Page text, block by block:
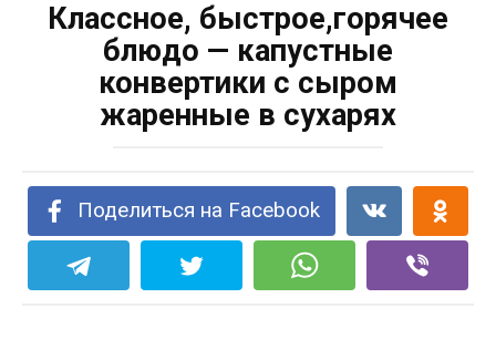
Классное, быстрое,горячее
блюдо — капустные
конвертики с сыром
жаренные в сухарях
Поделиться на Facebook